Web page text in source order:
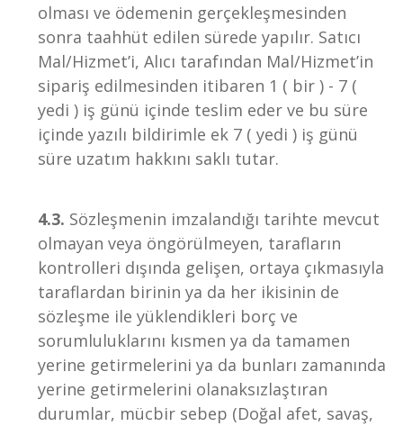
olması ve ödemenin gerçekleşmesinden
sonra taahhüt edilen sürede yapılır. Satıcı
Mal/Hizmet’i, Alıcı tarafından Mal/Hizmet’in
sipariş edilmesinden itibaren 1 ( bir ) - 7 (
yedi ) iş günü içinde teslim eder ve bu süre
içinde yazılı bildirimle ek 7 ( yedi ) iş günü
süre uzatım hakkını saklı tutar.
4.3. Sözleşmenin imzalandığı tarihte mevcut
olmayan veya öngörülmeyen, tarafların
kontrolleri dışında gelişen, ortaya çıkmasıyla
taraflardan birinin ya da her ikisinin de
sözleşme ile yüklendikleri borç ve
sorumluluklarını kısmen ya da tamamen
yerine getirmelerini ya da bunları zamanında
yerine getirmelerini olanaksızlaştıran
durumlar, mücbir sebep (Doğal afet, savaş,